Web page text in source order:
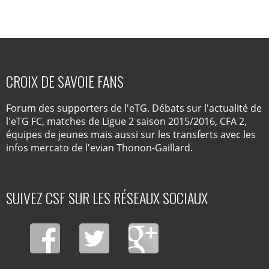
CROIX DE SAVOIE FANS
Forum des supporters de l'eTG. Débats sur l'actualité de
l'eTG FC, matches de Ligue 2 saison 2015/2016, CFA 2,
équipes de jeunes mais aussi sur les transferts avec les
infos mercato de l'evian Thonon-Gaillard.
SUIVEZ CSF SUR LES RÉSEAUX SOCIAUX